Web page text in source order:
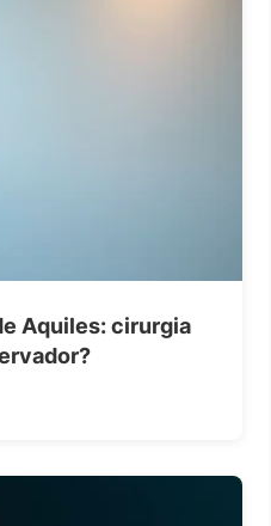
Aquiles: cirurgia